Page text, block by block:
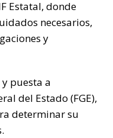
Estatal, donde
necesarios,
y
puesta a
del Estado (FGE),
determinar su